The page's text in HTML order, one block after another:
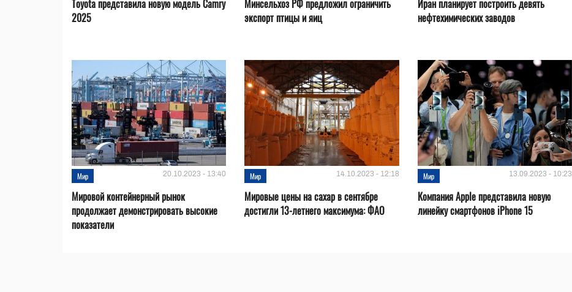
Toyota представила новую модель Camry
2025
Минсельхоз РФ предложил ограничить
экспорт птицы и яиц
Иран планирует построить девять
нефтехимических заводов
Мир 20.10.2023 - 13:40
Мировой контейнерный рынок
продолжает демонстрировать высокие
показатели
Мир 14.10.2023 - 12:18
Мировые цены на сахар в сентябре
достигли 13-летнего максимума: ФАО
Мир 13.09.2023 - 10:23
Компания Apple представила новую
линейку смартфонов iPhone 15